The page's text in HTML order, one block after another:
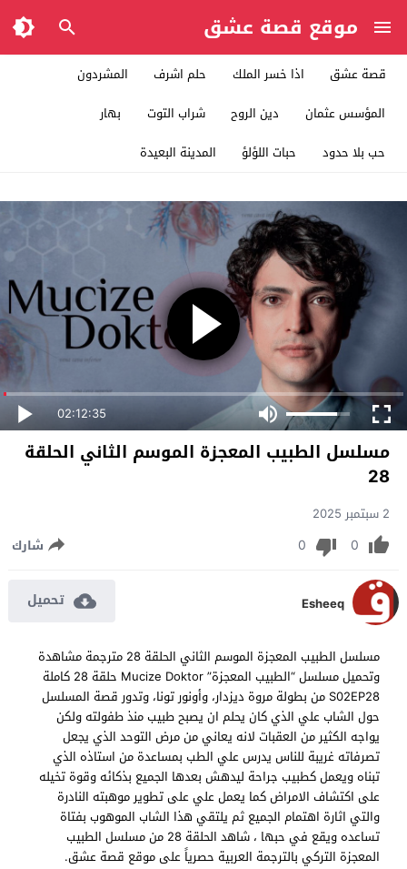
موقع قصة عشق
قصة عشق اذا خسر الملك حلم اشرف
المشردون
المؤسس عثمان
دين الروح شراب التوت
بهار
حب بلا حدود
حبات اللؤلؤ المدينة البعيدة
02:12:35
مسلسل الطبيب المعجزة الموسم الثاني الحلقة
28
2 سبتمبر 2025
0
0 شارك
Esheeq تحميل
مسلسل الطبيب المعجزة الموسم الثاني الحلقة 28 مترجمة مشاهدة
وتحميل مسلسل “الطبيب المعجزة” Mucize Doktor حلقة 28 كاملة
S02EP28 من بطولة مروة ديزدار، وأونور تونا، وتدور قصة المسلسل
حول الشاب علي الذي كان يحلم ان يصبح طبيب منذ طفولته ولكن
يواجه الكثير من العقبات لانه يعاني من مرض التوحد الذي يجعل
تصرفاته غريبة للناس يدرس علي الطب بمساعدة من استاذه الذي
تبناه ويعمل كطبيب جراحة ليدهش بعدها الجميع بذكائه وقوة تخيله
على اكتشاف الامراض كما يعمل علي على تطوير موهبته النادرة
والتي اثارة اهتمام الجميع ثم يلتقي هذا الشاب الموهوب بفتاة
تساعده ويقع في حبها ، شاهد الحلقة 28 من مسلسل الطبيب
المعجزة التركي بالترجمة العربية حصرياً على موقع قصة عشق.